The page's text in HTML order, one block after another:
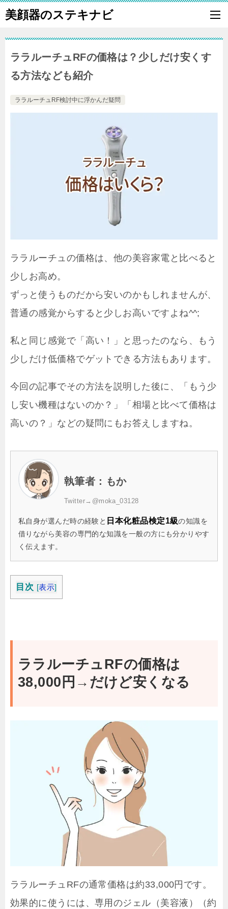
美顔器のステキナビ
ララルーチュRFの価格は？少しだけ安くす
る方法なども紹介
ララルーチュRF検討中に浮かんだ疑問
ララルーチュの価格は、他の美容家電と比べると
少しお高め。
ずっと使うものだから安いのかもしれませんが、
普通の感覚からすると少しお高いですよね^^;
私と同じ感覚で「高い！」と思ったのなら、もう
少しだけ低価格でゲットできる方法もあります。
今回の記事でその方法を説明した後に、「もう少
し安い機種はないのか？」「相場と比べて価格は
高いの？」などの疑問にもお答えしますね。
執筆者：もか
Twitter→ @moka_03128
私自身が選んだ時の経験と 日本化粧品検定1級の知識を
借りながら美容の専門的な知識を一般の方にも分かりやす
く伝えます。
目次 [表示]
ララルーチュRFの価格は
38,000円→だけど安くなる
ララルーチュRFの通常価格は約33,000円です。
効果的に使うには、専用のジェル（美容液）（約